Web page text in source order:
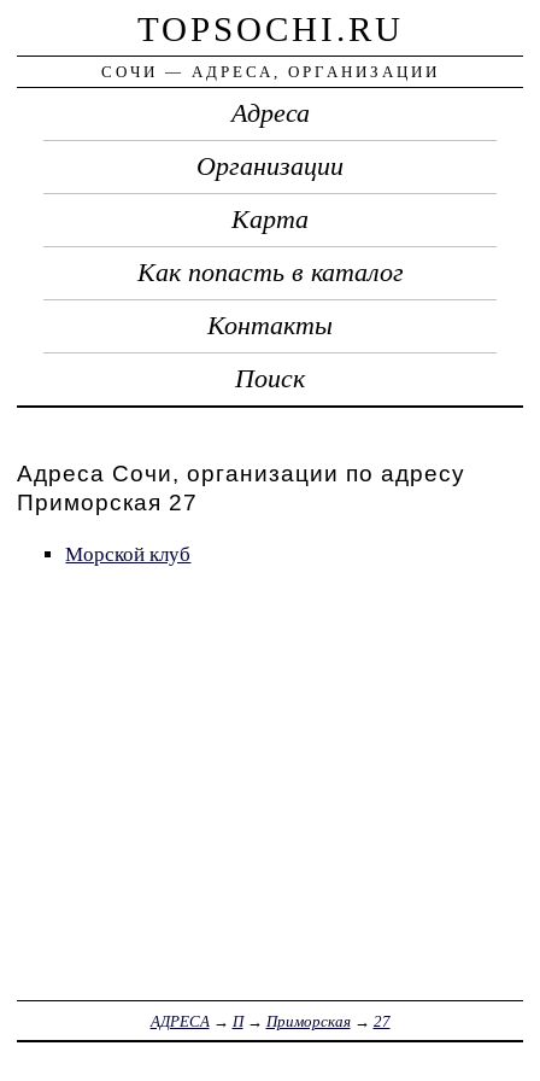
TOPSOCHI.RU
СОЧИ — АДРЕСА, ОРГАНИЗАЦИИ
Адреса
Организации
Карта
Как попасть в каталог
Контакты
Поиск
Адреса Сочи, организации по адресу
Приморская 27
Морской клуб
АДРЕСА → П→ Приморская→ 27